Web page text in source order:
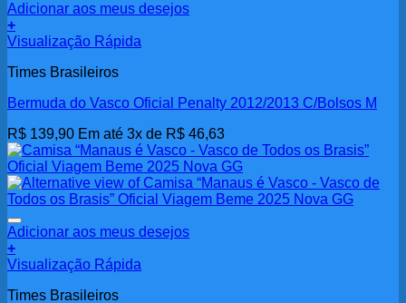
Adicionar aos meus desejos
+
Visualização Rápida
Times Brasileiros
Bermuda do Vasco Oficial Penalty 2012/2013 C/Bolsos M
R$ 139,90 Em até 3x de R$ 46,63
Adicionar aos meus desejos
+
Visualização Rápida
Times Brasileiros